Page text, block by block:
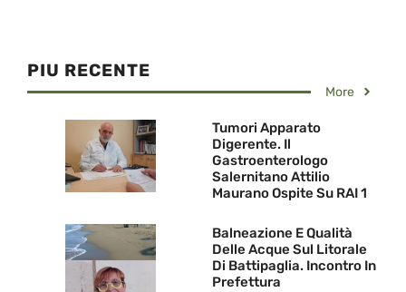
PIU RECENTE
More
Tumori Apparato
Digerente. Il
Gastroenterologo
Salernitano Attilio
Maurano Ospite Su RAI 1
Balneazione E Qualità
Delle Acque Sul Litorale
Di Battipaglia. Incontro In
Prefettura